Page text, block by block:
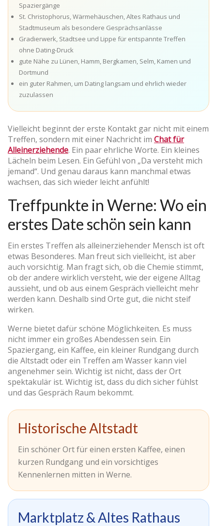
Spaziergänge
St. Christophorus, Wärmehäuschen, Altes Rathaus und
Stadtmuseum als besondere Gesprächsanlässe
Gradierwerk, Stadtsee und Lippe für entspannte Treffen
ohne Dating-Druck
gute Nähe zu Lünen, Hamm, Bergkamen, Selm, Kamen und
Dortmund
ein guter Rahmen, um Dating langsam und ehrlich wieder
zuzulassen
Vielleicht beginnt der erste Kontakt gar nicht mit einem
Treffen, sondern mit einer Nachricht im Chat für
Alleinerziehende. Ein paar ehrliche Worte. Ein kleines
Lächeln beim Lesen. Ein Gefühl von „Da versteht mich
jemand“. Und genau daraus kann manchmal etwas
wachsen, das sich wieder leicht anfühlt!
Treffpunkte in Werne: Wo ein
erstes Date schön sein kann
Ein erstes Treffen als alleinerziehender Mensch ist oft
etwas Besonderes. Man freut sich vielleicht, ist aber
auch vorsichtig. Man fragt sich, ob die Chemie stimmt,
ob der andere wirklich versteht, wie der eigene Alltag
aussieht, und ob aus einem Gespräch vielleicht mehr
werden kann. Deshalb sind Orte gut, die nicht steif
wirken.
Werne bietet dafür schöne Möglichkeiten. Es muss
nicht immer ein großes Abendessen sein. Ein
Spaziergang, ein Kaffee, ein kleiner Rundgang durch
die Altstadt oder ein Treffen am Wasser kann viel
angenehmer sein. Wichtig ist nicht, dass der Ort
spektakulär ist. Wichtig ist, dass du dich sicher fühlst
und das Gespräch Raum bekommt.
Historische Altstadt
Ein schöner Ort für einen ersten Kaffee, einen
kurzen Rundgang und ein vorsichtiges
Kennenlernen mitten in Werne.
Marktplatz & Altes Rathaus